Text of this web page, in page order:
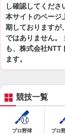
し確認してくださ
本サイトのページ
期しておりますが
ではありません。
も、株式会社NTT
ます。
競技一覧
プロ野球 プロ